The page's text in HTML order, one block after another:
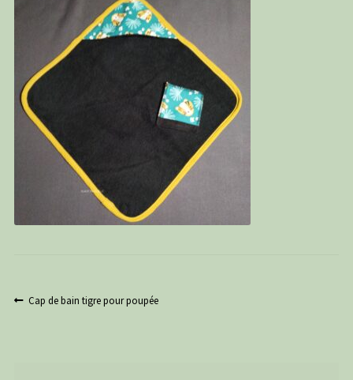
C G
Navigation
Article
Cap de bain tigre pour poupée